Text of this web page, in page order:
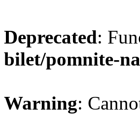
Deprecated:
bilet/pomnite-
Warning: